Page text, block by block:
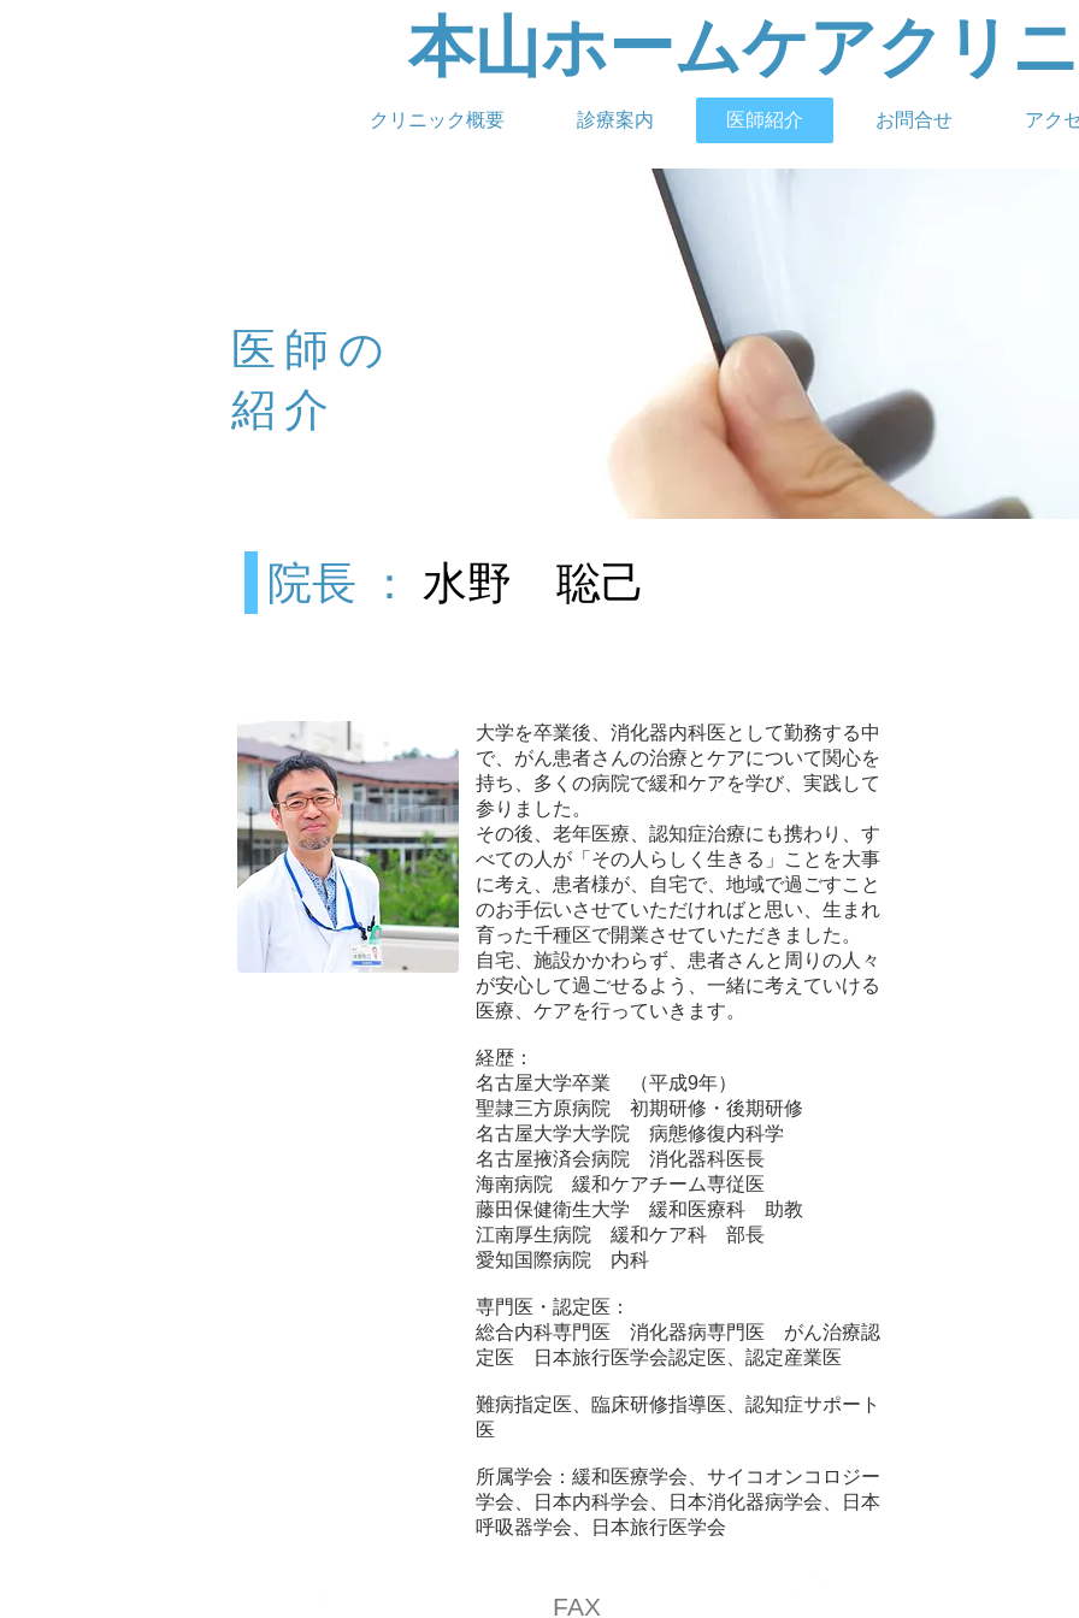
本山ホームケアクリ
クリニック概要 診療案内 医師紹介 お問合せ アク
医師の
紹介
院長 ： 水野 聡己
大学を卒業後、消化器内科医として勤務する中
で、がん患者さんの治療とケアについて関心を
持ち、多くの病院で緩和ケアを学び、実践して
参りました。
その後、老年医療、認知症治療にも携わり、す
べての人が「その人らしく生きる」ことを大事
に考え、患者様が、自宅で、地域で過ごすこと
のお手伝いさせていただければと思い、生まれ
育った千種区で開業させていただきました。
自宅、施設かかわらず、​患者さんと周りの人々
が安心して過ごせるよう、一緒に考えていける
医療、ケアを行っていきます。
経歴：
名古屋大学卒業 （平成9年）
聖隷三方原病院 初期研修・後期研修
​名古屋大学大学院 病態修復内科学
名古屋掖済会病院 消化器科医長
海南病院 緩和ケアチーム専従医
藤田保健衛生大学 緩和医療科 助教
江南厚生病院 緩和ケア科 部長
愛知国際病院 内科
専門医・認定医：
総合内科専門医 消化器病専門医 がん治療認
定医 日本旅行医学会認定医、認定産業医
難病指定医、臨床研修指導医、認知症サポート
医
所属学会：緩和医療学会、サイコオンコロジー
学会、日本内科学会、日本消化器病学会、日本
呼吸器学会、日本旅行医学会
FAX